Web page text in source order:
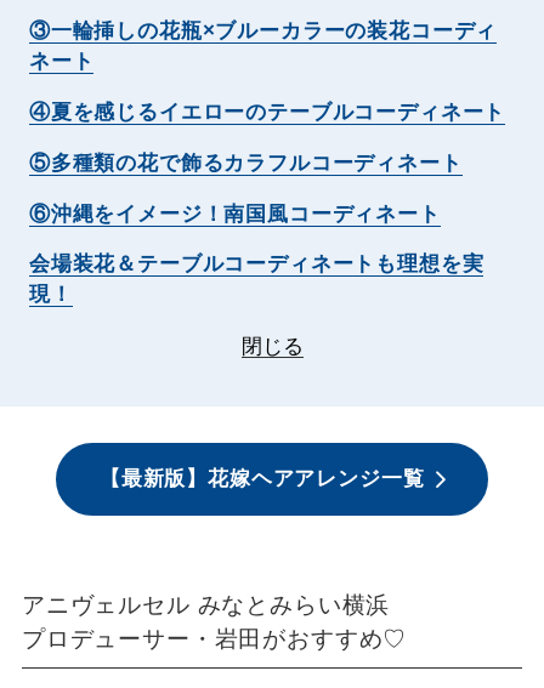
③一輪挿しの花瓶×ブルーカラーの装花コーディ
ネート
④夏を感じるイエローのテーブルコーディネート
⑤多種類の花で飾るカラフルコーディネート
⑥沖縄をイメージ！南国風コーディネート
会場装花＆テーブルコーディネートも理想を実
現！
閉じる
【最新版】花嫁ヘアアレンジ一覧
アニヴェルセル みなとみらい横浜
プロデューサー・岩田がおすすめ♡